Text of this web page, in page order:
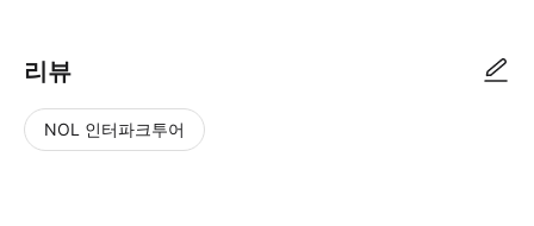
리뷰
NOL 인터파크투어